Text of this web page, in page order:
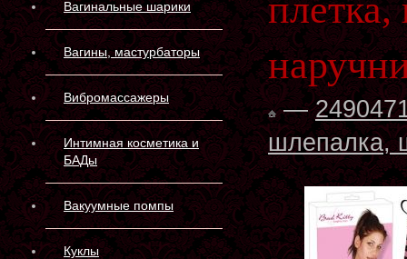
Вагинальные шарики
Вагины, мастурбаторы
Вибромассажеры
Интимная косметика и
БАДы
Вакуумные помпы
Куклы
—
шлепалка,